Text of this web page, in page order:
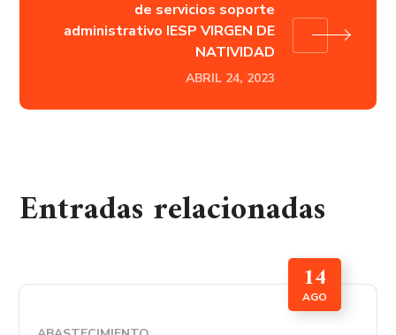
de servicios soporte
administrativo IESP VIRGEN DE
NATIVIDAD
ABRIL 24, 2023
Entradas relacionadas
14
AGO